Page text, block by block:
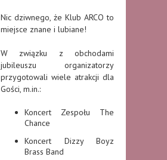
Nic dziwnego, że Klub ARCO to
miejsce znane i lubiane!
W związku z obchodami
jubileuszu organizatorzy
przygotowali wiele atrakcji dla
Gości, m.in.:
Koncert Zespołu The
Chance
Koncert Dizzy Boyz
Brass Band